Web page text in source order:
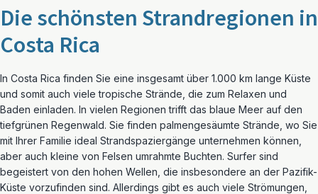
Die schönsten Strandregionen in
Costa Rica
In Costa Rica finden Sie eine insgesamt über 1.000 km lange Küste
und somit auch viele tropische Strände, die zum Relaxen und
Baden einladen. In vielen Regionen trifft das blaue Meer auf den
tiefgrünen Regenwald. Sie finden palmengesäumte Strände, wo Sie
mit Ihrer Familie ideal Strandspaziergänge unternehmen können,
aber auch kleine von Felsen umrahmte Buchten. Surfer sind
begeistert von den hohen Wellen, die insbesondere an der Pazifik-
Küste vorzufinden sind. Allerdings gibt es auch viele Strömungen,